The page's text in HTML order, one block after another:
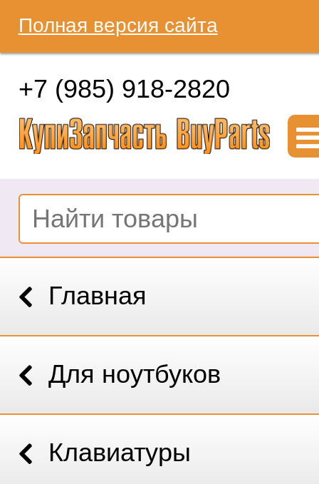
Полная версия сайта
+7 (985) 918-2820
Главная
Для ноутбуков
Клавиатуры